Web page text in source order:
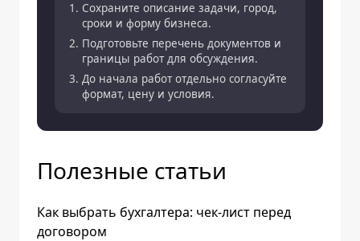
Сохраните описание задачи, город,
сроки и форму бизнеса.
Подготовьте перечень документов и
границы работ для обсуждения.
До начала работ отдельно согласуйте
формат, цену и условия.
Полезные статьи
Как выбрать бухгалтера: чек-лист перед
договором